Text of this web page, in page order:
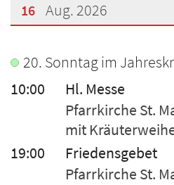
16 Aug. 2026
???msg.page.sr.date???
20. Sonntag im
10:00
Hl. Messe
Pfarrkirche St.
mit
19:00
Friedensgebet
Pfarrkirche St.